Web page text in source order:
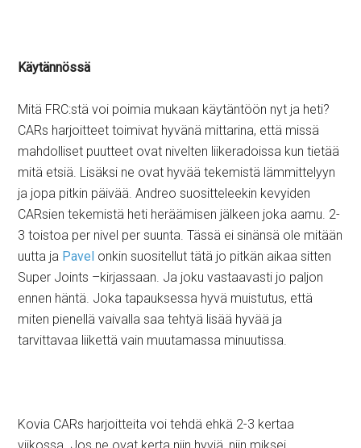
Käytännössä
Mitä FRC:stä voi poimia mukaan käytäntöön nyt ja heti?
CARs harjoitteet toimivat hyvänä mittarina, että missä
mahdolliset puutteet ovat nivelten liikeradoissa kun tietää
mitä etsiä. Lisäksi ne ovat hyvää tekemistä lämmittelyyn
ja jopa pitkin päivää. Andreo suositteleekin kevyiden
CARsien tekemistä heti heräämisen jälkeen joka aamu. 2-
3 toistoa per nivel per suunta. Tässä ei sinänsä ole mitään
uutta ja Pavel onkin suositellut tätä jo pitkän aikaa sitten
Super Joints –kirjassaan. Ja joku vastaavasti jo paljon
ennen häntä. Joka tapauksessa hyvä muistutus, että
miten pienellä vaivalla saa tehtyä lisää hyvää ja
tarvittavaa liikettä vain muutamassa minuutissa.
Kovia CARs harjoitteita voi tehdä ehkä 2-3 kertaa